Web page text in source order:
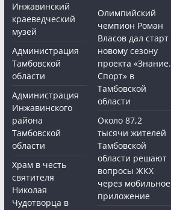
Инжавинский
краеведческий
музей
Администрация
Тамбовской
области
Администрация
Инжавинского
района
Тамбовской
области
Храм в честь
святителя
Николая
Чудотворца в
Олимпийский
чемпион Роман
Власов дал старт
новому сезону
проекта «Знание.
Спорт» в
Тамбовской
области
Около 87,2
тысячи жителей
Тамбовской
области решают
вопросы ЖКХ
через мобильное
приложение